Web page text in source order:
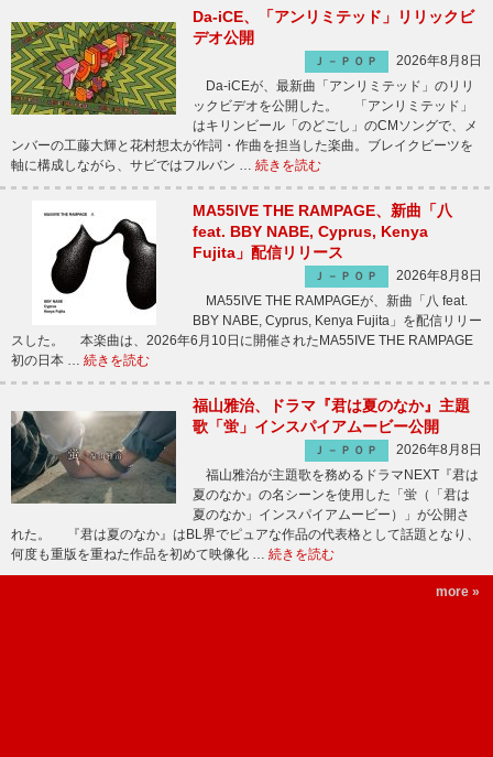
Da-iCE、「アンリミテッド」リリックビ
デオ公開
Ｊ－ＰＯＰ
2026年8月8日
Da-iCEが、最新曲「アンリミテッド」のリリ
ックビデオを公開した。 「アンリミテッド」
はキリンビール「のどごし」のCMソングで、メ
ンバーの工藤大輝と花村想太が作詞・作曲を担当した楽曲。ブレイクビーツを
軸に構成しながら、サビではフルバン … 続きを読む
MA55IVE THE RAMPAGE、新曲「八
feat. BBY NABE, Cyprus, Kenya
Fujita」配信リリース
Ｊ－ＰＯＰ
2026年8月8日
MA55IVE THE RAMPAGEが、新曲「八 feat.
BBY NABE, Cyprus, Kenya Fujita」を配信リリー
スした。 本楽曲は、2026年6月10日に開催されたMA55IVE THE RAMPAGE
初の日本 … 続きを読む
福山雅治、ドラマ『君は夏のなか』主題
歌「蛍」インスパイアムービー公開
Ｊ－ＰＯＰ
2026年8月8日
福山雅治が主題歌を務めるドラマNEXT『君は
夏のなか』の名シーンを使用した「蛍（「君は
夏のなか」インスパイアムービー）」が公開さ
れた。 『君は夏のなか』はBL界でピュアな作品の代表格として話題となり、
何度も重版を重ねた作品を初めて映像化 … 続きを読む
more »